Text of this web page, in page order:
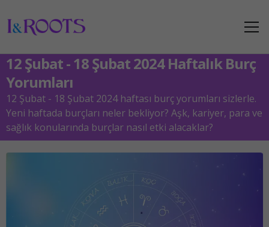
12 Şubat - 18 Şubat 2024 Haftalık Burç
Yorumları
12 Şubat - 18 Şubat 2024 haftası burç yorumları sizlerle.
Yeni haftada burçları neler bekliyor? Aşk, kariyer, para ve
sağlık konularında burçlar nasıl etki alacaklar?